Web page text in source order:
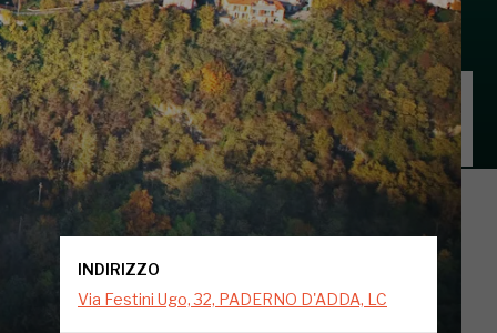
INDIRIZZO
Via Festini Ugo, 32, PADERNO D'ADDA, LC
INDIRIZZO
Via Festini Ugo, 32, PADERNO D'ADDA, LC